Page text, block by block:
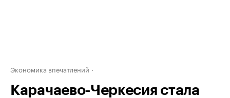
Экономика впечатлений
Карачаево-Черкесия стала